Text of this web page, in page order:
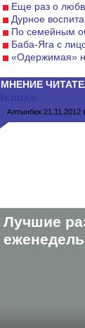
Еще раз о
Дурное
По семейным
Баба-Яга с
«Одержимая»
МНЕНИЕ
Алтынбек21.11.2012
Лучшие